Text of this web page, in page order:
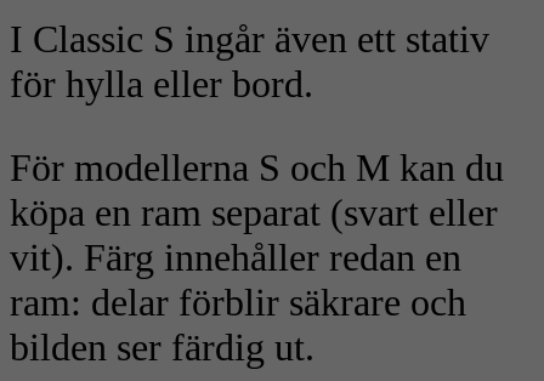
I Classic S ingår även ett stativ
för hylla eller bord.
För modellerna S och M kan du
köpa en ram separat (svart eller
vit). Färg innehåller redan en
ram: delar förblir säkrare och
bilden ser färdig ut.